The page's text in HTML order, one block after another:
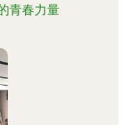
青春力量